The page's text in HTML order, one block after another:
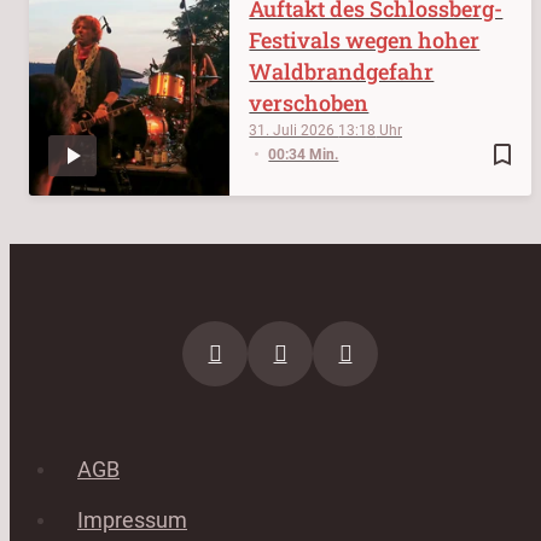
bookmark_border
31. Juli 2026 13:18
00:34 Min.
Auftakt des Schlossberg-
Festivals wegen hoher
Waldbrandgefahr
verschoben
AGB
Impressum